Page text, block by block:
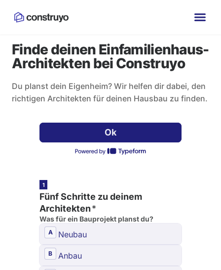
Finde deinen Einfamilienhaus-
Architekten bei Construyo
Du planst dein Eigenheim? Wir helfen dir dabei, den
richtigen Architekten für deinen Hausbau zu finden.